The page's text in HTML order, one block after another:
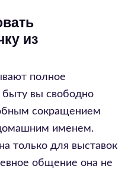
из
полное
быту вы свободно
сокращением
именем.
только для выставок
общение она не